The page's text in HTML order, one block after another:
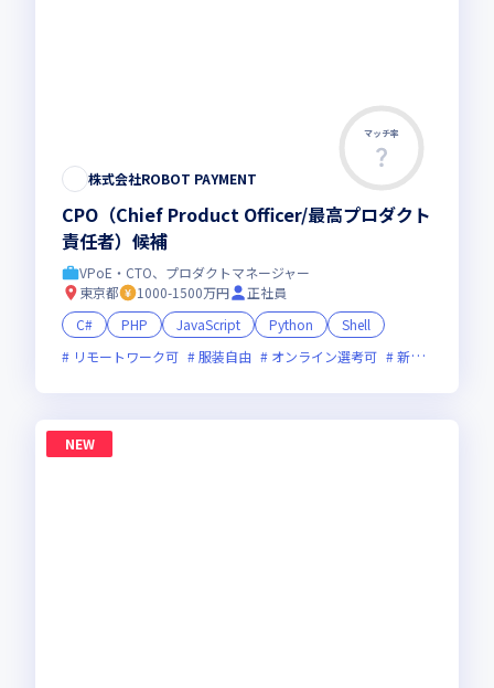
マッチ率
株式会社ROBOT PAYMENT
CPO（Chief Product Officer/最高プロダクト
責任者）候補
VPoE・CTO、プロダクトマネージャー
東京都
1000-1500万円
正社員
C#
PHP JavaScript Python
Shell
リモートワーク可
服装自由 オンライン選考可 新規立ち上げ
NEW